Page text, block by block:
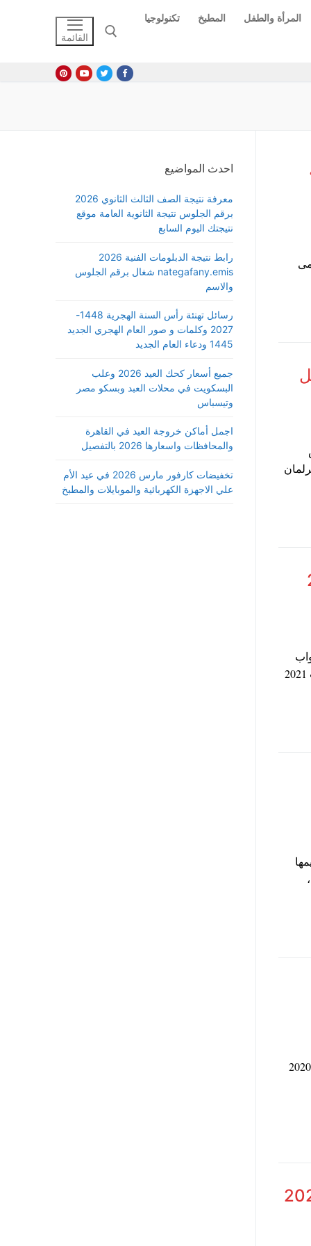
المرأة والطفل المطبخ
تكنولوجيا
القائمة
وذلك في القرار الجمهورى لسنة 2021 بتعيين 28 عضوًا بمجلس النواب 2021
في المحاكم الابتدائية لطلب الترشح في انتخابات مجلس النواب 2020 ،
نشرت الهيئة الوطنية للانتخابات جميع مواعيد انتخابات مجلس النواب 2020
مجلس النواب 2020
احدث المواضيع
معرفة نتيجة الصف الثالث الثانوي 2026
برقم الجلوس نتيجة الثانوية العامة موقع
نتيجتك اليوم السابع
رابط نتيجة الدبلومات الفنية 2026
nategafany.emis شغال برقم الجلوس
والاسم
رسائل تهنئة رأس السنة الهجرية 1448-
2027 وكلمات و صور العام الهجري الجديد
1445 ودعاء العام الجديد
جميع أسعار كحك العيد 2026 وعلب
البسكويت في محلات العبد وبسكو مصر
وتيسباس
اجمل أماكن خروجة العيد في القاهرة
والمحافظات واسعارها 2026 بالتفصيل
تخفيضات كارفور مارس 2026 في عيد الأم
علي الاجهزة الكهربائية والموبايلات والمطبخ